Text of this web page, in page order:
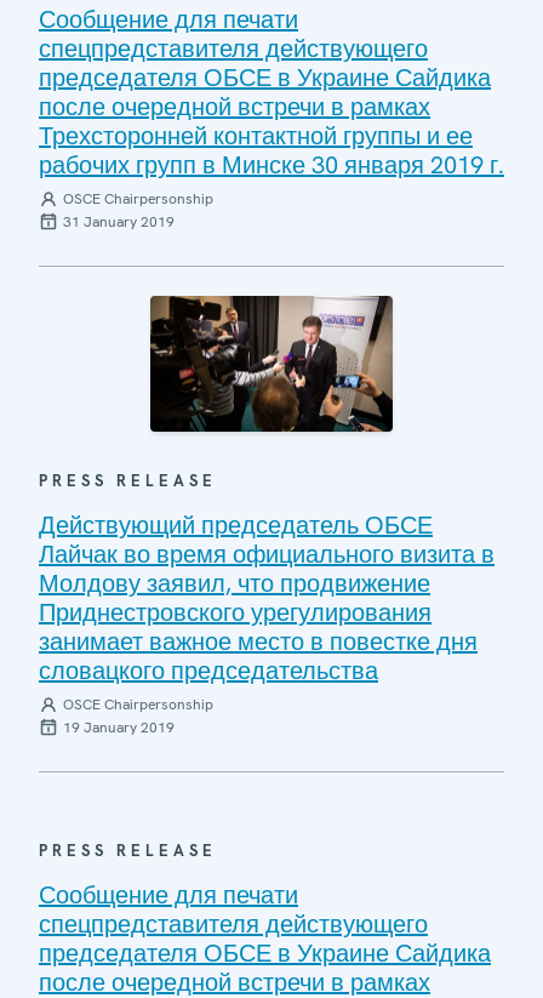
Сообщение для печати
спецпредставителя действующего
председателя ОБСЕ в Украине Сайдика
после очередной встречи в рамках
Трехсторонней контактной группы и ее
рабочих групп в Минске 30 января 2019 г.
OSCE Chairpersonship
31 January 2019
PRESS RELEASE
Действующий председатель ОБСЕ
Лайчак во время официального визита в
Молдову заявил, что продвижение
Приднестровского урегулирования
занимает важное место в повестке дня
словацкого председательства
OSCE Chairpersonship
19 January 2019
PRESS RELEASE
Сообщение для печати
спецпредставителя действующего
председателя ОБСЕ в Украине Сайдика
после очередной встречи в рамках